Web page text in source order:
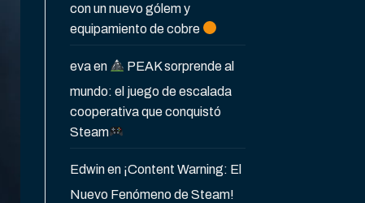
con un nuevo gólem y
equipamiento de cobre
evaen
PEAK sorprende al
mundo: el juego de escalada
cooperativa que conquistó
Steam
Edwinen ¡Content Warning: El
Nuevo Fenómeno de Steam!